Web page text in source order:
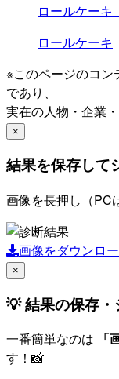
ロールケーキ
ロールケーキ
※このページのコン
であり、
実在の人物・企業
×
結果を保存して
画像を長押し（PC
画像をダウンロ
×
💡 結果の保存
一番簡単なのは 「
す！📸